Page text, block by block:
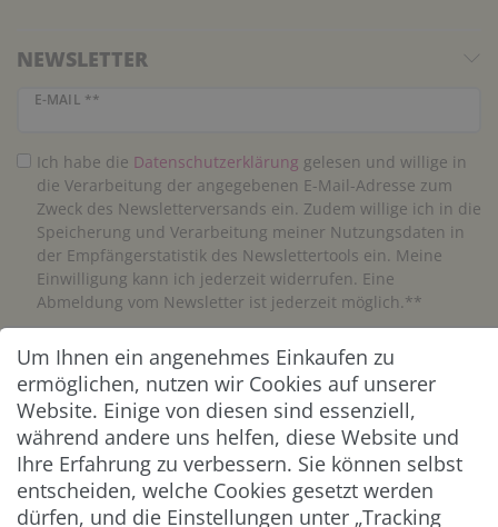
NEWSLETTER
E-MAIL **
Newsletter Honig
Ich habe die Daten­schutz­erklärung gelesen und willige in
die Verarbeitung der angegebenen E-Mail-Adresse zum
Zweck des Newsletterversands ein. Zudem willige ich in die
Speicherung und Verarbeitung meiner Nutzungsdaten in
der Empfängerstatistik des Newslettertools ein. Meine
Einwilligung kann ich jederzeit widerrufen. Eine
Abmeldung vom Newsletter ist jederzeit möglich.**
Abonnieren
** Hierbei handelt es sich um ein Pflichtfeld.
ZAHLUNG & VERSAND
Um Ihnen ein angenehmes Einkaufen zu
ermöglichen, nutzen wir Cookies auf unserer
Website. Einige von diesen sind essenziell,
während andere uns helfen, diese Website und
Ihre Erfahrung zu verbessern. Sie können selbst
entscheiden, welche Cookies gesetzt werden
dürfen, und die Einstellungen unter „Tracking